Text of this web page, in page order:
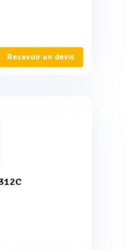
Recevoir un devis